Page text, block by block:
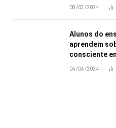
08/03/2024
Alunos do
aprendem
consciente
04/04/2024